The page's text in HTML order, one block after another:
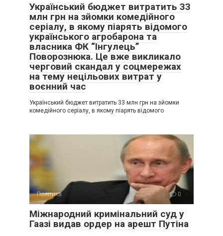
Український бюджет витратить 33
млн грн на зйомки комедійного
серіалу, в якому піарять відомого
українського агробарона та
власника ФК “Інгулець”
Поворознюка. Це вже викликало
черговий скандал у соцмережах
на тему нецільових витрат у
воєнний час
Український бюджет витратить 33 млн грн на зйомки
комедійного серіалу, в якому піарять відомого
Політика 0
Міжнародний кримінальний суд у
Гаазі видав ордер на арешт Путіна